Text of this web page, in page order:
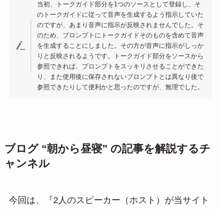
当初、トークガイド部分を1つのソースとして登録し、そ
のトークガイドに従って音声を生成するよう指示していた
のですが、あまり音声に指示が反映されませんでした。そ
のため、プロンプトにトークガイドそのものを含めて音声
を生成することにしました。その方が音声に指示がしっか
りと反映されるようです。トークガイド部分をソースから
参照できれば、プロンプトをスッキリさせることができた
り、また使用後に保存されないプロンプトとは異なり後で
参照できたりして便利かと思ったのですが、無理でした。
ブログ “朝から昼寝” の記事を解説するチ
ャンネル
今回は、『2人のスピーカー（ホスト）が当サイト